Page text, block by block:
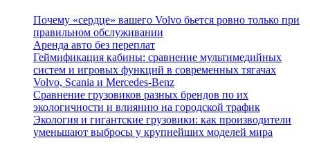
Почему «сердце» вашего Volvo бьется ровно только при
правильном обслуживании
Аренда авто без переплат
Геймификация кабины: сравнение мультимедийных
систем и игровых функций в современных тягачах
Volvo, Scania и Mercedes-Benz
Сравнение грузовиков разных брендов по их
экологичности и влиянию на городской трафик
Экология и гигантские грузовики: как производители
уменьшают выбросы у крупнейших моделей мира